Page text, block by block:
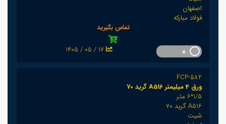
اصفهان
فولاد مبارکه
تماس بگیرید
1405 / 05 / 17
FCP-582
ورق 4 میلیمتر A516 گرید 70
1/5*6 متر
A516 گرید 70
شیت